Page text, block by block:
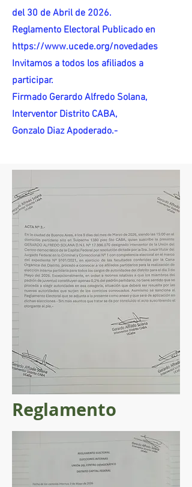
del 30 de Abril de 2026.
Reglamento Electoral Publicado en
https://www.ucede.org/novedades
Invitamos a todos los afiliados a
participar.
Firmado Gerardo Alfredo Solana,
Interventor Distrito CABA,
Gonzalo Diaz Apoderado.-
Reglamento